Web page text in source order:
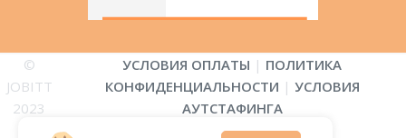
©
JOBITT
2023
УСЛОВИЯ ОПЛАТЫ | ПОЛИТИКА
КОНФИДЕНЦИАЛЬНОСТИ | УСЛОВИЯ
АУТСТАФИНГА